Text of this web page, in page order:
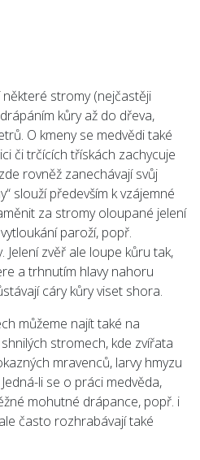
stromy (nejčastěji
kůry až do dřeva,
O kmeny se medvědi také
či trčících třískách zachycuje
rovněž zanechávají svůj
slouží především k vzájemné
za stromy oloupané jelení
paroží, popř.
Jelení zvěř ale loupe kůru tak,
a trhnutím hlavy nahoru
cáry kůry viset shora.
můžeme najít také na
stromech, kde zvířata
mravenců, larvy hmyzu
li se o práci medvěda,
mohutné drápance, popř. i
často rozhrabávají také